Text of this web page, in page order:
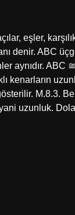
eşler,
denir. ABC
aynıdır.
kenarların
M.8.3.
uzunluk.